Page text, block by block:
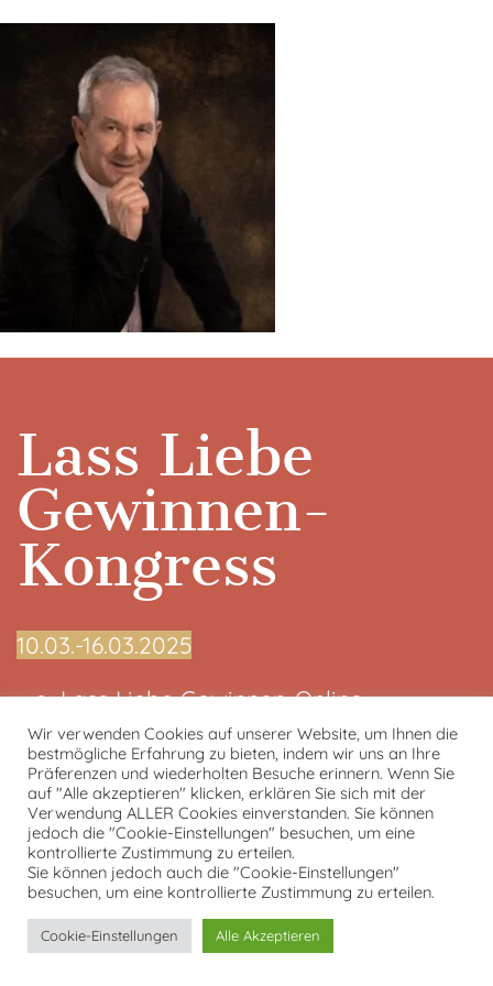
Lass Liebe
Gewinnen-
Kongress
10.03.-16.03.2025
Lass Liebe Gewinnen-Online
Kongress-Startseite
Kongresspaket
Kontakt
Datenschutzerklärung
Impressum
Wir verwenden Cookies auf unserer Website, um Ihnen die
bestmögliche Erfahrung zu bieten, indem wir uns an Ihre
Präferenzen und wiederholten Besuche erinnern. Wenn Sie
auf "Alle akzeptieren" klicken, erklären Sie sich mit der
Verwendung ALLER Cookies einverstanden. Sie können
jedoch die "Cookie-Einstellungen" besuchen, um eine
kontrollierte Zustimmung zu erteilen.
Sie können jedoch auch die "Cookie-Einstellungen"
besuchen, um eine kontrollierte Zustimmung zu erteilen.
Cookie-Einstellungen Alle Akzeptieren